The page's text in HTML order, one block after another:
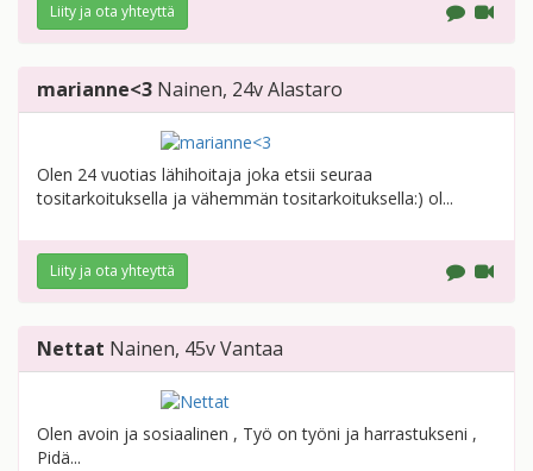
Liity ja ota yhteyttä
marianne<3 Nainen, 24vAlastaro
Olen 24 vuotias lähihoitaja joka etsii seuraa
tositarkoituksella ja vähemmän tositarkoituksella:) ol...
Liity ja ota yhteyttä
Nettat Nainen, 45vVantaa
Olen avoin ja sosiaalinen , Työ on työni ja harrastukseni ,
Pidä...